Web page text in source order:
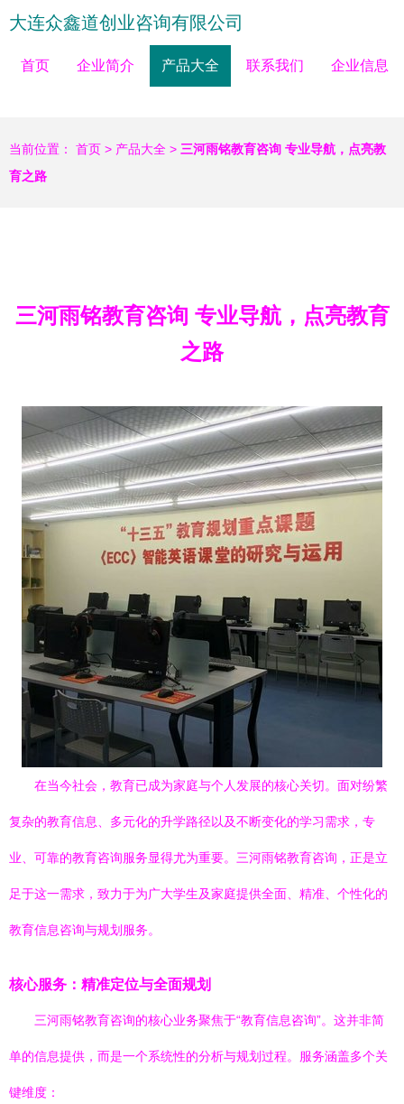
大连众鑫道创业咨询有限公司
首页 企业简介 产品大全 联系我们 企业信息
当前位置： 首页 > 产品大全 > 三河雨铭教育咨询 专业导航，点亮教
育之路
三河雨铭教育咨询 专业导航，点亮教育
之路
在当今社会，教育已成为家庭与个人发展的核心关切。面对纷繁
复杂的教育信息、多元化的升学路径以及不断变化的学习需求，专
业、可靠的教育咨询服务显得尤为重要。三河雨铭教育咨询，正是立
足于这一需求，致力于为广大学生及家庭提供全面、精准、个性化的
教育信息咨询与规划服务。
核心服务：精准定位与全面规划
三河雨铭教育咨询的核心业务聚焦于“教育信息咨询”。这并非简
单的信息提供，而是一个系统性的分析与规划过程。服务涵盖多个关
键维度：